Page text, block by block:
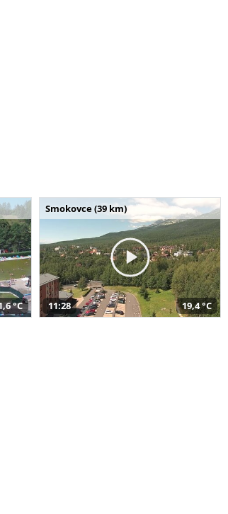
°C
Smokovce (39 km)
11:28 19,4 °C